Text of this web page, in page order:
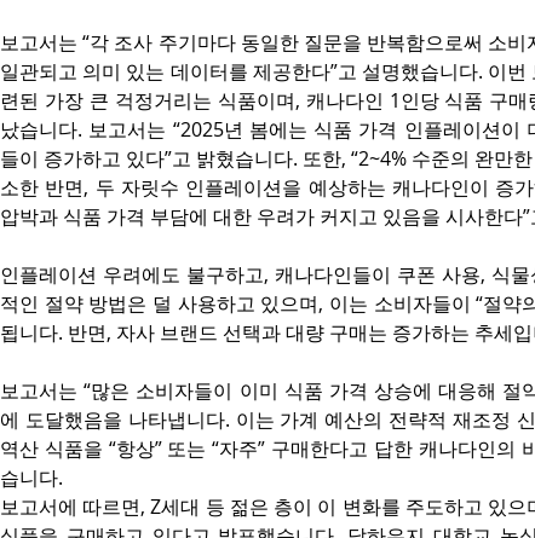
보고서는 “각 조사 주기마다 동일한 질문을 반복함으로써 소
일관되고 의미 있는 데이터를 제공한다”고 설명했습니다. 이
련된 가장 큰 걱정거리는 식품이며, 캐나다인 1인당 식품 구
났습니다. 보고서는 “2025년 봄에는 식품 가격 인플레이션이
들이 증가하고 있다”고 밝혔습니다. 또한, “2~4% 수준의 완만
소한 반면, 두 자릿수 인플레이션을 예상하는 캐나다인이 증
압박과 식품 가격 부담에 대한 우려가 커지고 있음을 시사한다
인플레이션 우려에도 불구하고, 캐나다인들이 쿠폰 사용, 식
적인 절약 방법은 덜 사용하고 있으며, 이는 소비자들이 “절약
됩니다. 반면, 자사 브랜드 선택과 대량 구매는 증가하는 추세
보고서는 “많은 소비자들이 이미 식품 가격 상승에 대응해 절
에 도달했음을 나타냅니다. 이는 가계 예산의 전략적 재조정
역산 식품을 “항상” 또는 “자주” 구매한다고 답한 캐나다인의
습니다.
보고서에 따르면, Z세대 등 젊은 층이 이 변화를 주도하고 있